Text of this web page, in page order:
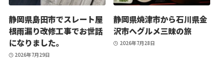
静岡県島田市でスレート屋
根雨漏り改修工事でお世話
になりました。
2026年7月29日
静岡県焼津市から石川県金
沢市へグルメ三昧の旅
2026年7月28日